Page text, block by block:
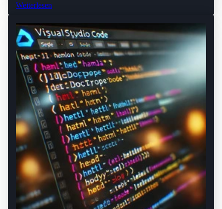
Weiterlesen